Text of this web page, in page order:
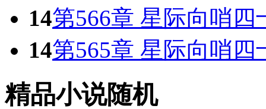
14第566章 星际向哨四
14第565章 星际向哨四
精品小说随机